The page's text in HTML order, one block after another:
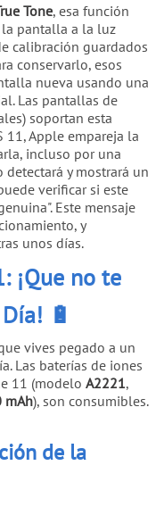
Tone, esa función
pantalla a la luz
calibración guardados
conservarlo, esos
nueva usando una
Las pantallas de
soportan esta
11, Apple empareja la
incluso por una
y mostrará un
verificar si este
Este mensaje
y
unos días.
¡Que no te
🔋
vives pegado a un
Las baterías de iones
11 (modelo A2221,
mAh), son consumibles.
de la